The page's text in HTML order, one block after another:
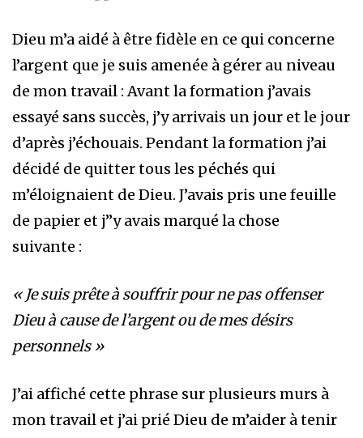
Dieu m’a aidé à être fidèle en ce qui concerne
l’argent que je suis amenée à gérer au niveau
de mon travail : Avant la formation j’avais
essayé sans succès, j’y arrivais un jour et le jour
d’après j’échouais. Pendant la formation j’ai
décidé de quitter tous les péchés qui
m’éloignaient de Dieu. J’avais pris une feuille
de papier et j’’y avais marqué la chose
suivante :
« Je suis prête à souffrir pour ne pas offenser
Dieu à cause de l’argent ou de mes désirs
personnels »
J’ai affiché cette phrase sur plusieurs murs à
mon travail et j’ai prié Dieu de m’aider à tenir